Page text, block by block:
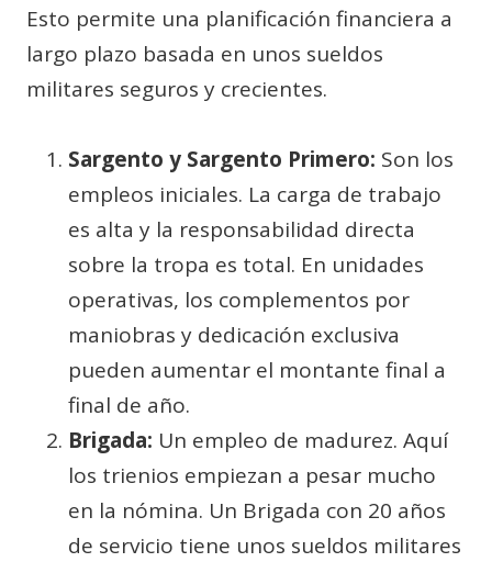
Esto permite una planificación financiera a
largo plazo basada en unos sueldos
militares seguros y crecientes.
Sargento y Sargento Primero: Son los
empleos iniciales. La carga de trabajo
es alta y la responsabilidad directa
sobre la tropa es total. En unidades
operativas, los complementos por
maniobras y dedicación exclusiva
pueden aumentar el montante final a
final de año.
Brigada: Un empleo de madurez. Aquí
los trienios empiezan a pesar mucho
en la nómina. Un Brigada con 20 años
de servicio tiene unos sueldos militares